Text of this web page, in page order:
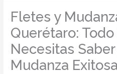
Fletes y
Querétaro:
Necesitas
Mudanza Exitosa